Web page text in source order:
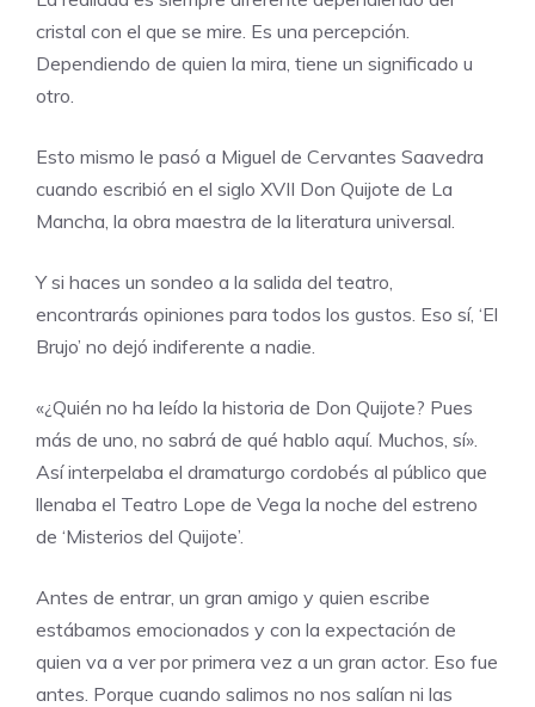
cristal con el que se mire. Es una percepción.
Dependiendo de quien la mira, tiene un significado u
otro.
Esto mismo le pasó a Miguel de Cervantes Saavedra
cuando escribió en el siglo XVII Don Quijote de La
Mancha, la obra maestra de la literatura universal.
Y si haces un sondeo a la salida del teatro,
encontrarás opiniones para todos los gustos. Eso sí, ‘El
Brujo’ no dejó indiferente a nadie.
«¿Quién no ha leído la historia de Don Quijote? Pues
más de uno, no sabrá de qué hablo aquí. Muchos, sí».
Así interpelaba el dramaturgo cordobés al público que
llenaba el Teatro Lope de Vega la noche del estreno
de ‘Misterios del Quijote’.
Antes de entrar, un gran amigo y quien escribe
estábamos emocionados y con la expectación de
quien va a ver por primera vez a un gran actor. Eso fue
antes. Porque cuando salimos no nos salían ni las